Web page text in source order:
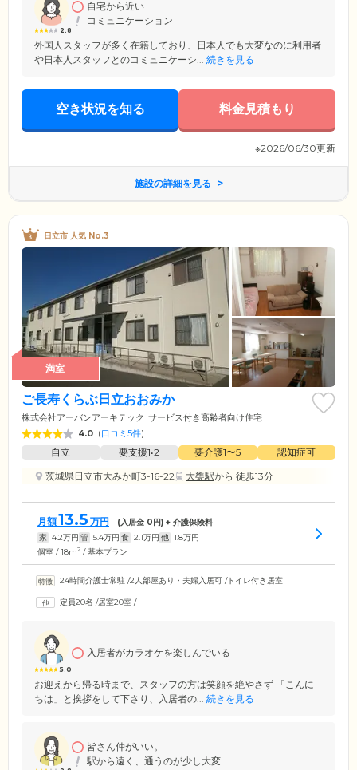
2.8
自宅から近い
コミュニケーション
外国人スタッフが多く在籍しており、日本人でも大変なのに利用者
や日本人スタッフとのコミュニケーシ... 続きを見る
空き状況を知る 料金見積もり
※2026/06/30更新
施設の詳細を見る
日立市 人気 No.3
満室
ご長寿くらぶ日立おおみか
株式会社アーバンアーキテック サービス付き高齢者向け住宅
4.0 (口コミ5件)
自立 要支援1•2 要介護1〜5
認知症可
茨城県日立市大みか町3-16-22
大甕駅から 徒歩13分
月額13.5 万円 (入居金 0円) + 介護保険料
家 4.2万円 管 5.4万円 食 2.1万円 他 1.8万円
個室 / 18m2 / 基本プラン
24時間介護士常駐 /2人部屋あり・夫婦入居可 /トイレ付き居室
定員20名 /居室20室 /
5.0
入居者がカラオケを楽しんでいる
お迎えから帰る時まで、スタッフの方は笑顔を絶やさず 「こんに
ちは」と挨拶をして下さり、入居者の... 続きを見る
皆さん仲がいい。
駅から遠く、通うのが少し大変